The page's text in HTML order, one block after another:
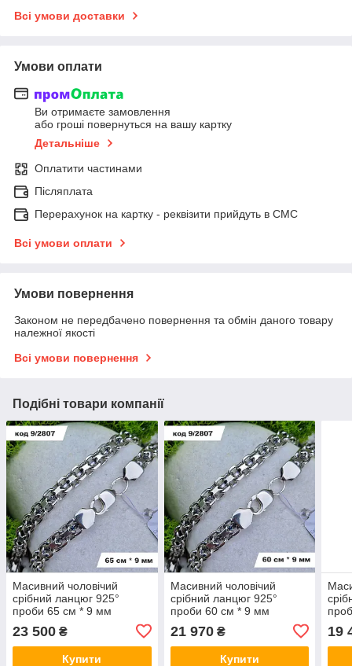
Всі умови доставки
Умови оплати
Ви отримаєте замовлення
або гроші повернуться на вашу картку
Детальніше
Оплатити частинами
Післяплата
Перерахунок на картку - реквізити прийдуть в СМС
Всі умови оплати
Умови повернення
Законом не передбачено повернення та обмін даного товару
належної якості
Всі умови повернення
Подібні товари компанії
Масивний чоловічий
срібний ланцюг 925°
проби 65 см * 9 мм
чорнінням
23 500 ₴
Купити
Масивний чоловічий
срібний ланцюг 925°
проби 60 см * 9 мм
чорнінням
21 970₴
Купити
19